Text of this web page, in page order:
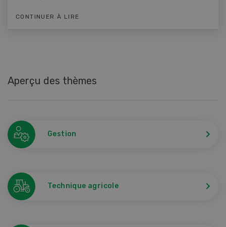
CONTINUER À LIRE
Aperçu des thèmes
Gestion
Technique agricole